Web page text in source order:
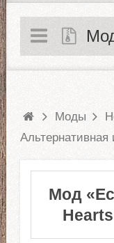
Моды
Альтернативная
Мод